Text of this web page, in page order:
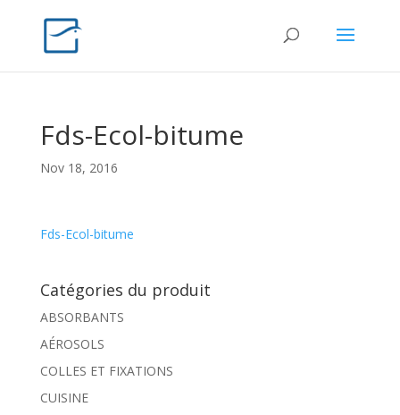
Fds-Ecol-bitume
Nov 18, 2016
Fds-Ecol-bitume
Catégories du produit
ABSORBANTS
AÉROSOLS
COLLES ET FIXATIONS
CUISINE